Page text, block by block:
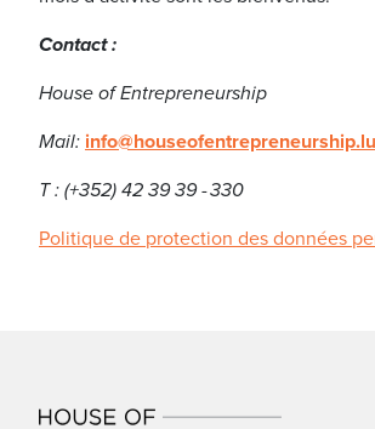
Contact :
House of Entrepreneurship
Mail: info@houseofentrepreneurship.lu
T : (+352) 42 39 39 - 330
Politique de protection des données